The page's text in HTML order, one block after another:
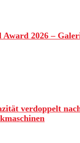
2026 –
verdoppelt